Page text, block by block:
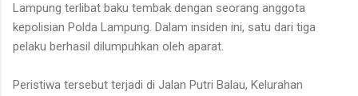
Lampung terlibat baku tembak dengan seorang anggota
kepolisian Polda Lampung. Dalam insiden ini, satu dari tiga
pelaku berhasil dilumpuhkan oleh aparat.
Peristiwa tersebut terjadi di Jalan Putri Balau, Kelurahan